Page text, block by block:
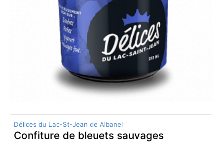
Délices du Lac-St-Jean de Albanel
Confiture de bleuets sauvages